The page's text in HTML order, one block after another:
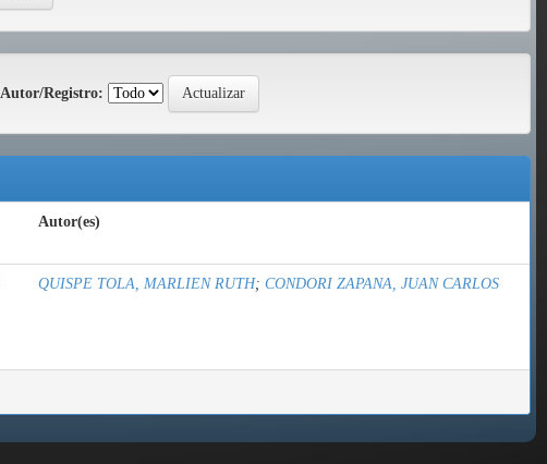
Autor/Registro:
Autor(es)
QUISPE TOLA, MARLIEN RUTH; CONDORI ZAPANA, JUAN CARLOS